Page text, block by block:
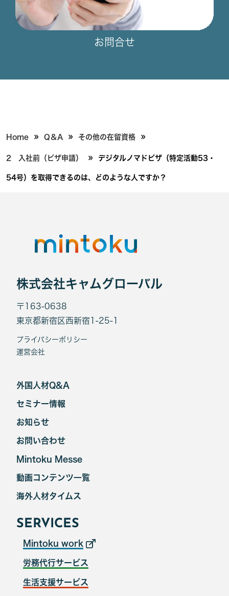
お問合せ
Home » Q＆A » その他の在留資格 »
2 入社前（ビザ申請） » デジタルノマドビザ（特定活動53・
54号）を取得できるのは、どのような人ですか？
株式会社キャムグローバル
〒163-0638
東京都新宿区西新宿1-25-1
プライバシーポリシー
運営会社
外国人材Q&A
セミナー情報
お知らせ
お問い合わせ
Mintoku Messe
海外人材タイムス
動画コンテンツ一覧
SERVICES
Mintoku work
労務代行サービス
生活支援サービス